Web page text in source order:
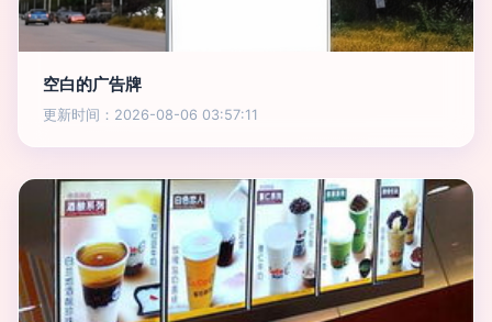
空白的广告牌
更新时间：2026-08-06 03:57:11